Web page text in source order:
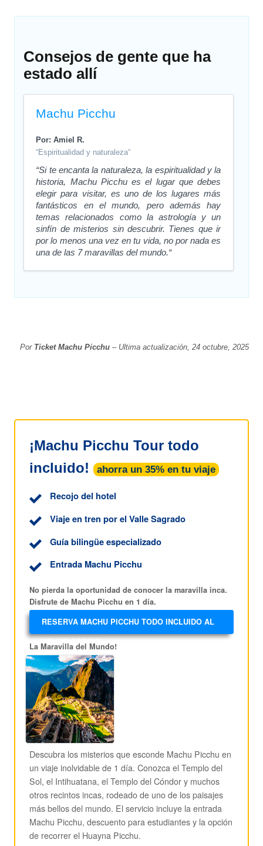
Consejos de gente que ha
estado allí
Machu Picchu
Por: Amiel R.
“Espiritualidad y naturaleza“
“Si te encanta la naturaleza, la espiritualidad y la
historia, Machu Picchu es el lugar que debes
elegir para visitar, es uno de los lugares más
fantásticos en el mundo, pero además hay
temas relacionados como la astrología y un
sinfín de misterios sin descubrir. Tienes que ir
por lo menos una vez en tu vida, no por nada es
una de las 7 maravillas del mundo.“
Por Ticket Machu Picchu– Ultima actualización, 24 octubre, 2025
¡Machu Picchu Tour todo
incluido! ahorra un 35% en tu viaje
Recojo del hotel
Viaje en tren por el Valle Sagrado
Guía bilingüe especializado
Entrada Machu Picchu
No pierda la oportunidad de conocer la maravilla inca.
Disfrute de Machu Picchu en 1 día.
RESERVA MACHU PICCHU TODO INCLUIDO AL
MEJOR PRECIO!
La Maravilla del Mundo!
Descubra los misterios que esconde Machu Picchu en
un viaje inolvidable de 1 día. Conozca el Templo del
Sol, el Intihuatana, el Templo del Cóndor y muchos
otros recintos incas, rodeado de uno de los paisajes
más bellos del mundo. El servicio incluye la entrada
Machu Picchu, descuento para estudiantes y la opción
de recorrer el Huayna Picchu.